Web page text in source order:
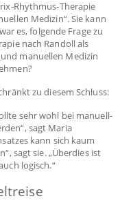
Rhythmus-Therapie
Medizin“. Sie kann
es, folgende Frage zu
nach Randoll als
manuellen Medizin
zu diesem Schluss:
sehr wohl bei manuell-
sagt Maria
kann sich kaum
sagt sie. „Überdies ist
logisch.“